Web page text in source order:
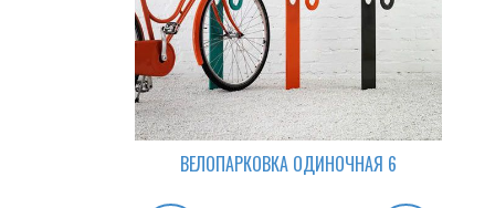
ВЕЛОПАРКОВКА ОДИНОЧНАЯ 6